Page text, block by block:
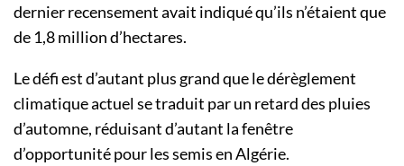
dernier recensement avait indiqué qu’ils n’étaient que
de 1,8 million d’hectares.
Le défi est d’autant plus grand que le dérèglement
climatique actuel se traduit par un retard des pluies
d’automne, réduisant d’autant la fenêtre
d’opportunité pour les semis en Algérie.